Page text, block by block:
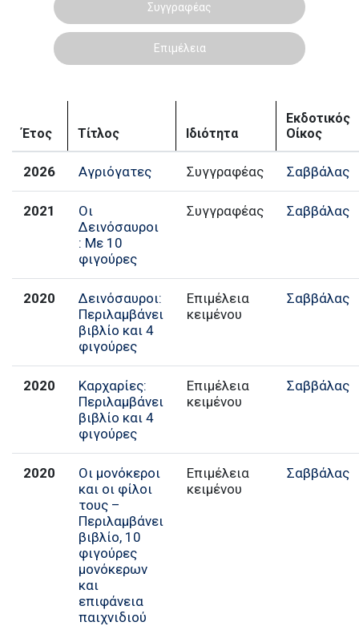
Συγγραφέας
Επιμέλεια
Έτος Τίτλος Ιδιότητα
Εκδοτικός
Οίκος
2026 Αγριόγατες Συγγραφέας Σαββάλας
2021
Οι
Δεινόσαυροι
: Με 10
φιγούρες
Συγγραφέας Σαββάλας
2020
Δεινόσαυροι:
Περιλαμβάνει
βιβλίο και 4
φιγούρες
Επιμέλεια
κειμένου
Σαββάλας
2020
Καρχαρίες:
Περιλαμβάνει
βιβλίο και 4
φιγούρες
Επιμέλεια
κειμένου
Σαββάλας
2020
Οι μονόκεροι
και οι φίλοι
τους –
Περιλαμβάνει
βιβλίο, 10
φιγούρες
μονόκερων
και
επιφάνεια
παιχνιδιού
Επιμέλεια
κειμένου
Σαββάλας